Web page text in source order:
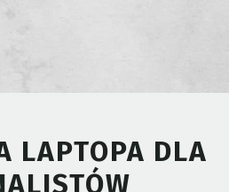
LAPTOPA DLA